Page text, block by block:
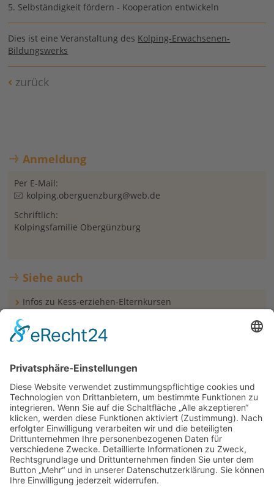
5. Selbständigkeit fördern - Kooperation entwickeln
Dies ist eine Veranstaltung des Kolping-Erwachsenen-
Bildungswerks
zurück
Anmeldung
Per E-Mail:
kolping.oberguenzburg@web.de
Schriftlich:
Kolpingsfamilie Obergünzburg
Siehe auch
Infos zu Kess-erziehen-Elternkursen
Links
Internetseite der Kolpingsfamilie Obergünzburg
Plakat herunterladen
© 2026 | Kolpingwerk Diözesanverband Augsburg
Website vonsinntun mitflix.CMS